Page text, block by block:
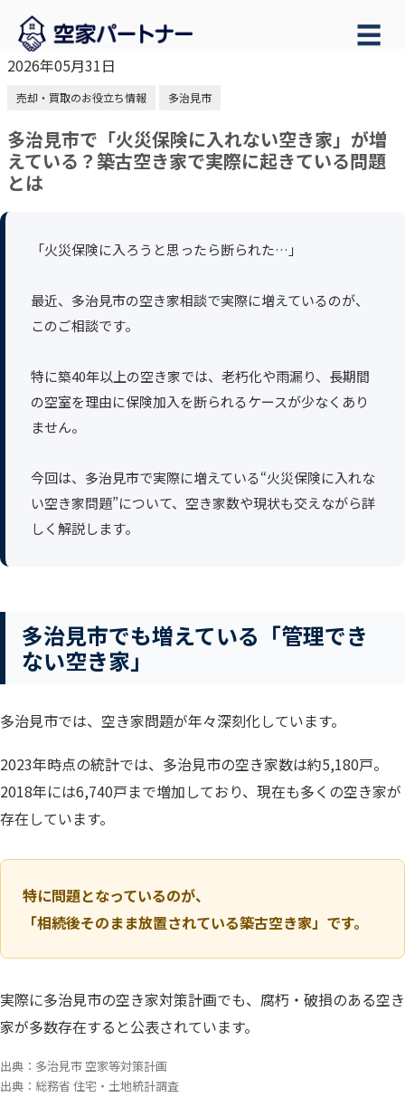
☰
2026年05月31日
売却・買取のお役立ち情報 多治見市
多治見市で「火災保険に入れない空き家」が増
えている？築古空き家で実際に起きている問題
とは
「火災保険に入ろうと思ったら断られた…」
最近、多治見市の空き家相談で実際に増えているのが、
このご相談です。
特に築40年以上の空き家では、老朽化や雨漏り、長期間
の空室を理由に保険加入を断られるケースが少なくあり
ません。
今回は、多治見市で実際に増えている“火災保険に入れな
い空き家問題”について、空き家数や現状も交えながら詳
しく解説します。
多治見市でも増えている「管理でき
ない空き家」
多治見市では、空き家問題が年々深刻化しています。
2023年時点の統計では、多治見市の空き家数は約5,180戸。
2018年には6,740戸まで増加しており、現在も多くの空き家が
存在しています。
特に問題となっているのが、
「相続後そのまま放置されている築古空き家」です。
実際に多治見市の空き家対策計画でも、腐朽・破損のある空き
家が多数存在すると公表されています。
出典：多治見市 空家等対策計画
出典：総務省 住宅・土地統計調査